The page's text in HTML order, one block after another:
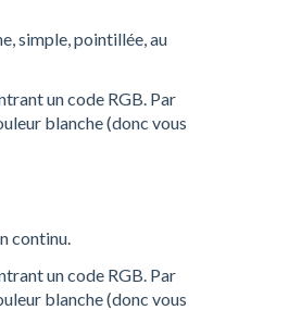
simple, pointillée, au
un code RGB. Par
blanche (donc vous
continu.
un code RGB. Par
blanche (donc vous